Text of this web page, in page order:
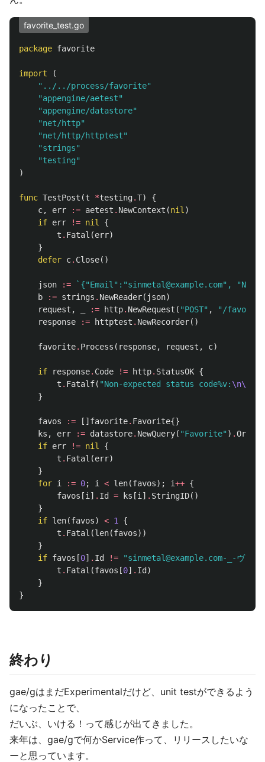
favorite_test.go
package favorite
import
(
"../../process/favorite"
"appengine/aetest"
"appengine/datastore"
"net/http"
"net/http/httptest"
"strings"
"testing"
)
func TestPost (t *testing.T)
{
c, err := aetest . NewContext (nil )
if err != nil
{
t . Fatal (err)
}
defer c. Close()
json :=
`{"Email":"sinmetal@example.com",
b
:= strings . NewReader( json)
request , := http. NewRequest ( "POST" ,
"/
response
:= httptest . NewRecorder()
favorite. Process ( response, request , c)
if response. Code != http. StatusOK {
t . Fatalf( "Non-expected status code%v: \n\t
}
favos := [] favorite. Favorite{}
ks , err := datastore. NewQuery( "Favorite" ) .Order
if err != nil
{
t . Fatal (err)
}
for i := 0; i < len(favos); i++ {
favos [i ] . Id = ks [i ] . StringID()
}
if len(favos) < 1
{
t . Fatal (len(favos))
}
if favos [0] . Id !=
"sinmetal@example.com-_-ヴァリ
t . Fatal (favos [0] . Id )
}
}
終わり
gae/gはまだExperimentalだけど、unit testができるよう
になったことで、
だいぶ、いける！って感じが出てきました。
来年は、gae/gで何かService作って、リリースしたいな
ーと思っています。